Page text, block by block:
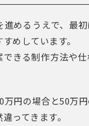
進めるうえで、最
めしています。
きる制作方法や
万円の場合と50万
ってきます。